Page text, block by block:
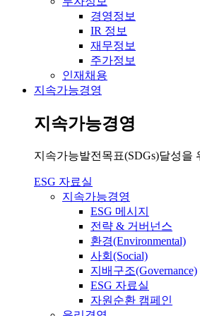
경영정보
IR 정보
재무정보
주가정보
인재채용
지속가능경영
지속가능경영
지속가능발전목표(SDGs)달성을
ESG 자료실
지속가능경영
ESG 메시지
전략 & 거버넌스
환경(Environmental)
사회(Social)
지배구조(Governance)
ESG 자료실
자원순환 캠페인